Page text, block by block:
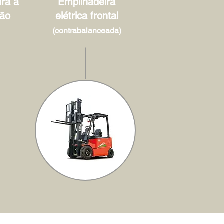
elétrica frontal
(contrabalanceada)